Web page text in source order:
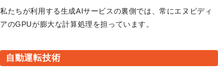
私たちが利用する生成AIサービスの裏側では、常にエヌビディ
アのGPUが膨大な計算処理を担っています。
自動運転技術